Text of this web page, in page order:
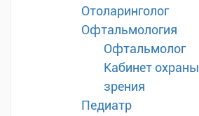
Отоларинголог
Офтальмология
Офтальмолог
Кабинет охраны
зрения
Педиатр